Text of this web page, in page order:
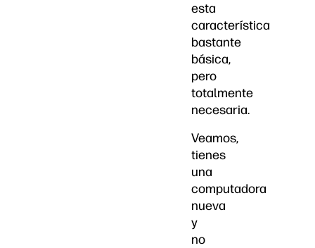
esta
característica
bastante
básica,
pero
totalmente
necesaria.
Veamos,
tienes
una
computadora
nueva
y
no